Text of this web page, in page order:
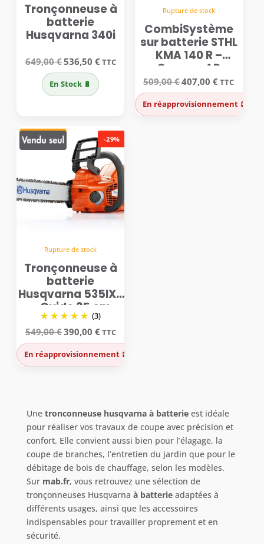
Tronçonneuse à
batterie
Husqvarna 340i
649,00€ Le
initial
était :
649,00 €.
536,50 €Le
TTC
En Stock 🔋
Rupture de stock
CombiSystème
sur batterie STHL
KMA 140 R –
Gamme AP
509,00€Le
initial
était :
509,00 €.
407,00€Le
actuel
est :
407,00 €.
TTC
En réapprovisionnement 🪫
Rupture de stock
-29%
Tronçonneuse à
batterie
Husqvarna 535IXP
– Guide 35 cm
(3)
549,00€ Le
initial
était :
549,00 €.
390,00 €Le
actuel
est :
390,00 €.
TTC
En réapprovisionnement 🪫
Une tronconneuse husqvarna à batterieest idéale
pour réaliser vos travaux de coupe avec précision et
confort. Elle convient aussi bien pour l’élagage, la
coupe de branches, l’entretien du jardin que pour le
débitage de bois de chauffage, selon les modèles.
Sur mab.fr, vous retrouvez une sélection de
tronçonneuses Husqvarna à batterieadaptées à
différents usages, ainsi que les accessoires
indispensables pour travailler proprement et en
sécurité.